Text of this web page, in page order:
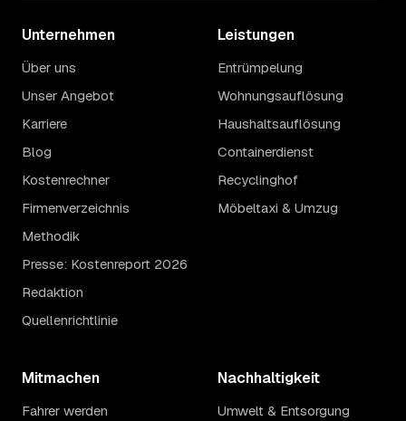
Unternehmen
Über uns
Unser Angebot
Karriere
Blog
Kostenrechner
Firmenverzeichnis
Methodik
Presse: Kostenreport 2026
Redaktion
Quellenrichtlinie
Leistungen
Entrümpelung
Wohnungsauflösung
Haushaltsauflösung
Containerdienst
Recyclinghof
Möbeltaxi & Umzug
Mitmachen
Fahrer werden
Nachhaltigkeit
Umwelt & Entsorgung